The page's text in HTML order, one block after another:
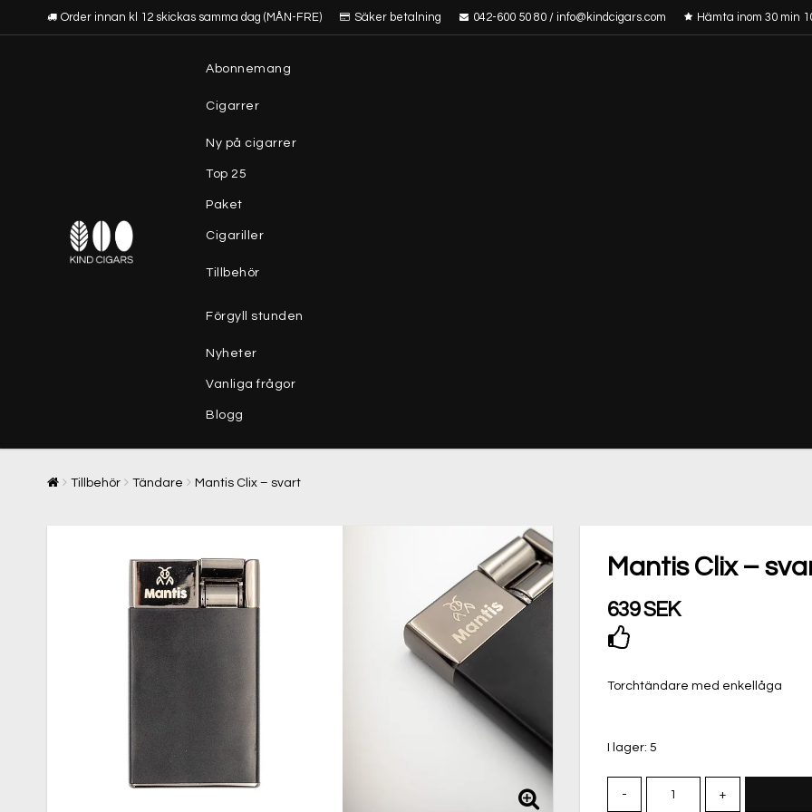
Order innan kl 12 skickas samma dag (MÅN-FRE) Säker betalning 042-600 50 80 / info@kindcigars.com Hämta inom 30 min
Abonnemang
Cigarrer
Ny på cigarrer
Top 25
Paket
Cigariller
Tillbehör
Förgyll stunden
Nyheter
Vanliga frågor
Blogg
Tillbehör Tändare Mantis Clix – svart
Mantis Clix –
639 SEK
Torchtändare med enkellåga
I lager: 5
- +